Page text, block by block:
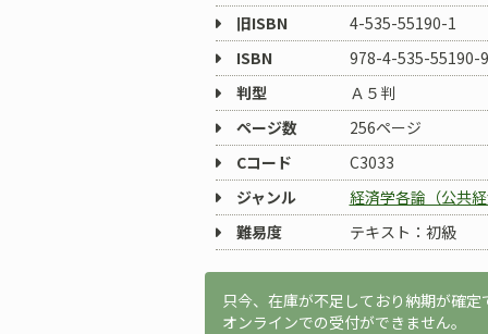
旧ISBN
4-535-55190-1
ISBN
978-4-535-55190-9
判型
Ａ５判
ページ数
256ページ
Cコード
C3033
ジャンル
経済学各論（公共
難易度
テキスト：初級
只今、在庫が不足しており納期が確定
オンラインでの受付ができません。